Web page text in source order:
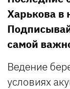
Харькова в
самой
Ведение
условиях